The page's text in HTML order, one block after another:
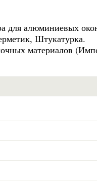
для алюминиевых
Штукатурка.
материалов